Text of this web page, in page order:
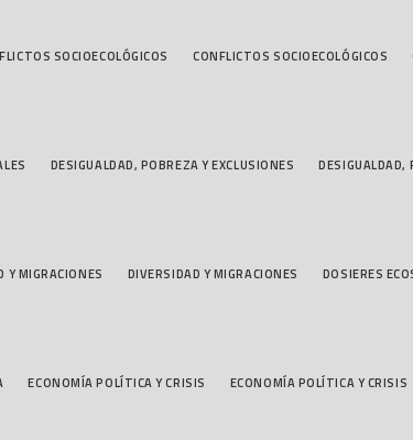
SOCIOECOLÓGICOS CONFLICTOS SOCIOECOLÓGICOS
DESIGUALDAD, POBREZA Y EXCLUSIONES DESIGUALDAD,
Y MIGRACIONES DIVERSIDAD Y MIGRACIONES DOSIERES
ECONOMÍA POLÍTICA Y CRISIS ECONOMÍA POLÍTICA Y CRISIS